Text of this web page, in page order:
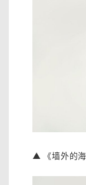
▲ 《墙外的海